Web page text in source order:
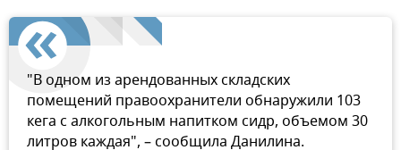
"В одном из арендованных складских
помещений правоохранители обнаружили 103
кега с алкогольным напитком сидр, объемом 30
литров каждая", – сообщила Данилина.